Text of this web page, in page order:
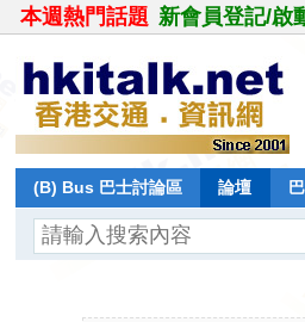
本週熱門話題 新會員登記/啟
(B) Bus 巴士討論區 論壇